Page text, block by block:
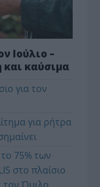
Ιούλιο –
και καύσιμα
για τον
για ρήτρα
75% των
στο πλαίσιο